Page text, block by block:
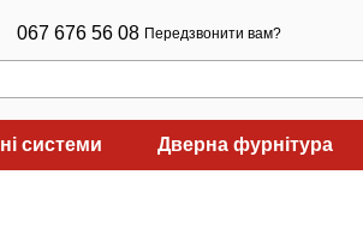
067 676 56 08 Передзвонити вам?
системи Дверна фурнітура